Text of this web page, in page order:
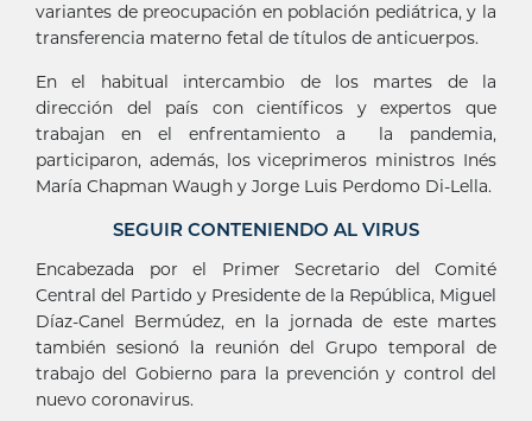
variantes de preocupación en población pediátrica, y la
transferencia materno fetal de títulos de anticuerpos.
En el habitual intercambio de los martes de la
dirección del país con científicos y expertos que
trabajan en el enfrentamiento a la pandemia,
participaron, además, los viceprimeros ministros Inés
María Chapman Waugh y Jorge Luis Perdomo Di-Lella.
SEGUIR CONTENIENDO AL VIRUS
Encabezada por el Primer Secretario del Comité
Central del Partido y Presidente de la República, Miguel
Díaz-Canel Bermúdez, en la jornada de este martes
también sesionó la reunión del Grupo temporal de
trabajo del Gobierno para la prevención y control del
nuevo coronavirus.